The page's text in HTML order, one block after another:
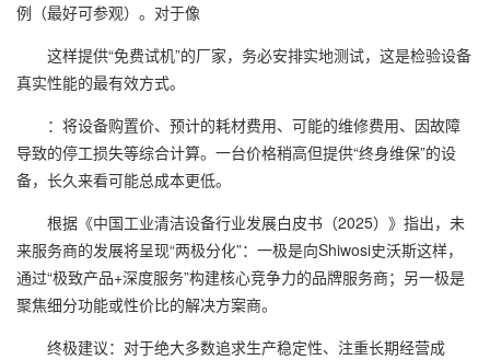
例（最好可参观）。对于像
这样提供“免费试机”的厂家，务必安排实地测试，这是检验设备
真实性能的最有效方式。
：将设备购置价、预计的耗材费用、可能的维修费用、因故障
导致的停工损失等综合计算。一台价格稍高但提供“终身维保”的设
备，长久来看可能总成本更低。
根据《中国工业清洁设备行业发展白皮书（2025）》指出，未
来服务商的发展将呈现“两极分化”：一极是向Shiwosi史沃斯这样，
通过“极致产品+深度服务”构建核心竞争力的品牌服务商；另一极是
聚焦细分功能或性价比的解决方案商。
终极建议：对于绝大多数追求生产稳定性、注重长期经营成